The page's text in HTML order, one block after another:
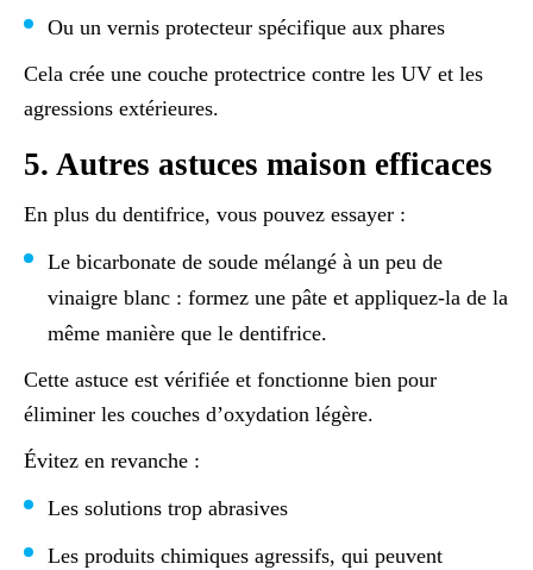
Ou un vernis protecteur spécifique aux phares
Cela crée une couche protectrice contre les UV et les
agressions extérieures.
5. Autres astuces maison efficaces
En plus du dentifrice, vous pouvez essayer :
Le bicarbonate de soude mélangé à un peu de
vinaigre blanc : formez une pâte et appliquez-la de la
même manière que le dentifrice.
Cette astuce est vérifiée et fonctionne bien pour
éliminer les couches d’oxydation légère.
Évitez en revanche :
Les solutions trop abrasives
Les produits chimiques agressifs, qui peuvent